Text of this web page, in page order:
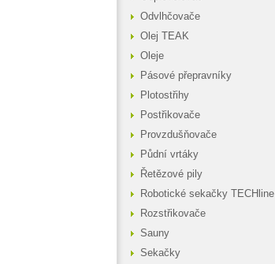
Odvlhčovače
Olej TEAK
Oleje
Pásové přepravníky
Plotostřihy
Postřikovače
Provzdušňovače
Půdní vrtáky
Řetězové pily
Robotické sekačky TECHline
Rozstřikovače
Sauny
Sekačky